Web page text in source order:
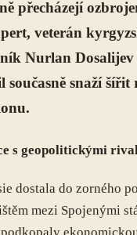
přecházejí
veterán
Nurlan Dosalijev
současně snaží
s geopolitickými
dostala do zorného
mezi Spojenými